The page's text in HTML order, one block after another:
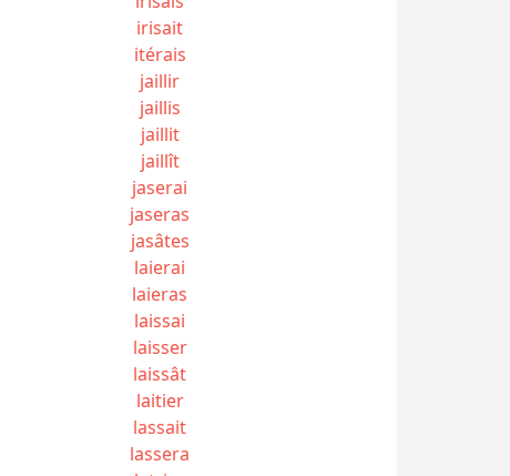
irisait
itérais
jaillir
jaillis
jaillit
jaillît
jaserai
jaseras
jasâtes
laierai
laieras
laissai
laisser
laissât
laitier
lassait
lassera